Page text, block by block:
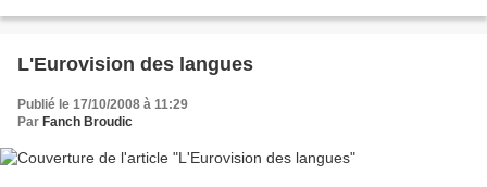
L'Eurovision des langues
Publié le 17/10/2008 à 11:29
Par Fanch Broudic